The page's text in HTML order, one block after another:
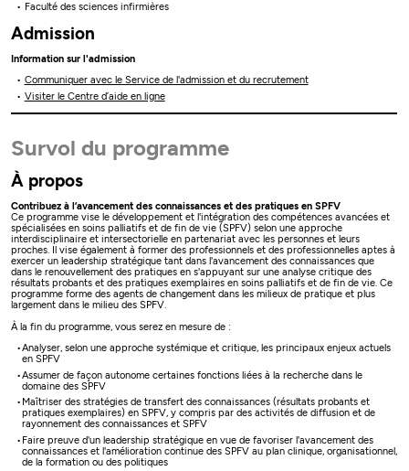
Faculté des sciences infirmières
Admission
Information sur l'admission
Communiquer avec le Service de l'admission et du recrutement
Visiter le Centre d’aide en ligne
Survol du programme
À propos
Contribuez à l’avancement des connaissances et des pratiques en SPFV
Ce programme vise le développement et l'intégration des compétences avancées et
spécialisées en soins palliatifs et de fin de vie (SPFV) selon une approche
interdisciplinaire et intersectorielle en partenariat avec les personnes et leurs
proches. Il vise également à former des professionnels et des professionnelles aptes à
exercer un leadership stratégique tant dans l'avancement des connaissances que
dans le renouvellement des pratiques en s'appuyant sur une analyse critique des
résultats probants et des pratiques exemplaires en soins palliatifs et de fin de vie. Ce
programme forme des agents de changement dans les milieux de pratique et plus
largement dans le milieu des SPFV.
À la fin du programme, vous serez en mesure de :
Analyser, selon une approche systémique et critique, les principaux enjeux actuels
en SPFV
Assumer de façon autonome certaines fonctions liées à la recherche dans le
domaine des SPFV
Maîtriser des stratégies de transfert des connaissances (résultats probants et
pratiques exemplaires) en SPFV, y compris par des activités de diffusion et de
rayonnement des connaissances et SPFV
Faire preuve d'un leadership stratégique en vue de favoriser l'avancement des
connaissances et l'amélioration continue des SPFV au plan clinique, organisationnel,
de la formation ou des politiques